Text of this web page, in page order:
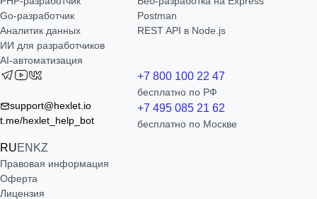
Go-разработчик
Аналитик данных
ИИ для разработчиков
AI-автоматизация
Postman
REST API в Node.js
support@hexlet.io
t.me/hexlet_help_bot
RUEN KZ
+7 800 100 22 47
бесплатно по РФ
+7 495 085 21 62
бесплатно по Москве
Правовая информация
Оферта
Лицензия